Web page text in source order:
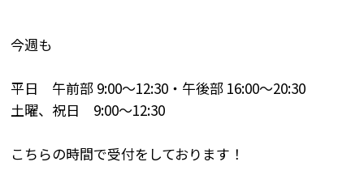
今週も
平日 午前部 9:00～12:30 ・午後部 16:00～20:30
土曜、祝日 9:00～12:30
こちらの時間で受付をしております！